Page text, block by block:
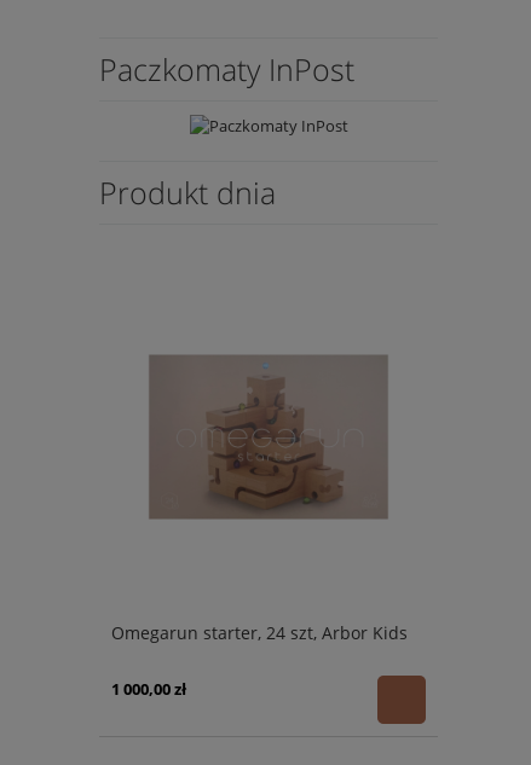
Paczkomaty InPost
Produkt dnia
Omegarun starter, 24 szt, Arbor Kids
1 000,00 zł